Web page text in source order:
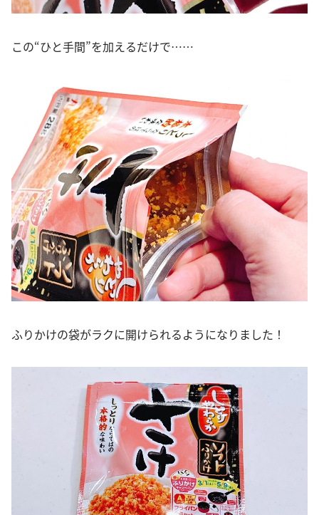
この“ひと手間”を加えるだけで……
ふりかけの袋がラクに開けられるようになりました！